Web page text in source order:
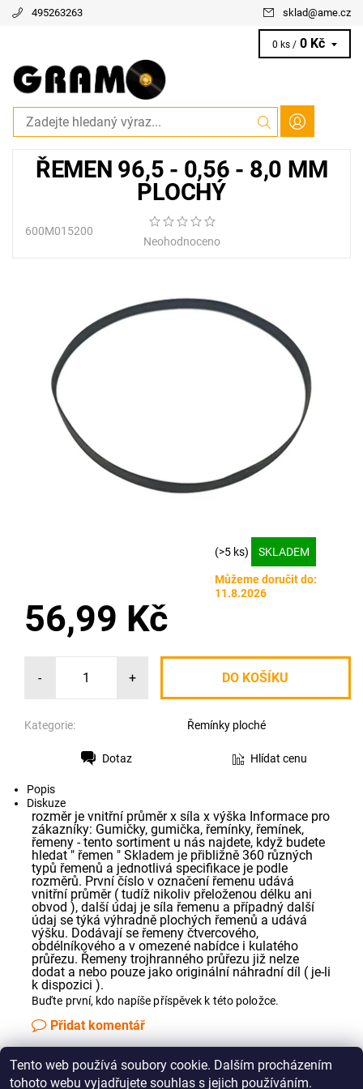
495263263 sklad@ame.cz
0 ks / 0 Kč
ŘEMEN 96,5 - 0,56 - 8,0 MM
PLOCHÝ
600M015200
Neohodnoceno
(>5 ks) SKLADEM
Můžeme doručit do:
11.8.2026
56,99 Kč
- +
Kategorie: Řemínky ploché
Dotaz Hlídat cenu
Popis
Diskuze
rozměr je vnitřní průměr x síla x výška Informace pro
zákazníky: Gumičky, gumička, řemínky, řemínek,
řemeny - tento sortiment u nás najdete, když budete
hledat " řemen " Skladem je přibližně 360 různých
typů řemenů a jednotlivá specifikace je podle
rozměrů. První číslo v označení řemenu udává
vnitřní průměr ( tudíž nikoliv přeloženou délku ani
obvod ), další údaj je síla řemenu a případný další
údaj se týká výhradně plochých řemenů a udává
výšku. Dodávají se řemeny čtvercového,
obdélníkového a v omezené nabídce i kulatého
průřezu. Řemeny trojhranného průřezu již nelze
dodat a nebo pouze jako originální náhradní díl ( je-li
k dispozici ).
Buďte první, kdo napíše příspěvek k této položce.
Přidat komentář
Jak správně změřit řemínek pro Vaše audio zařízení
Tento web používá soubory cookie. Dalším procházením
tohoto webu vyjadřujete souhlas s jejich používáním.